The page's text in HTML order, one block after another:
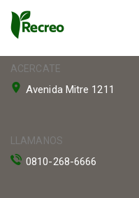
ACERCATE
Avenida Mitre 1211
LLAMANOS
0810-268-6666